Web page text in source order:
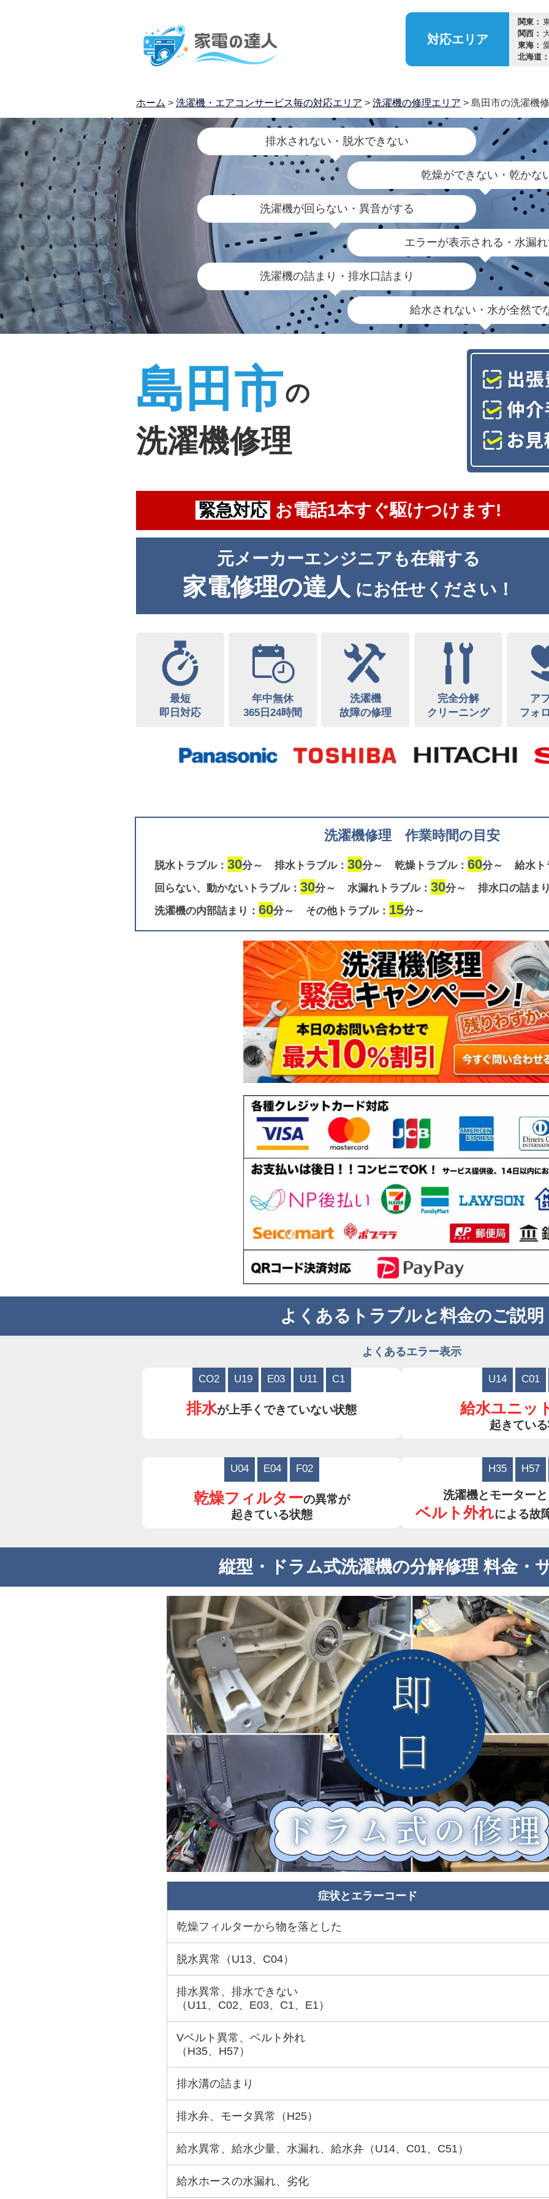
対応エリア
関東：
関西：
東海：
北海道：
ホーム > 洗濯機・エアコンサービス毎の対応エリア > 洗濯機の修理エリア > 島田市の洗濯機
排水されない・脱水できない
乾燥ができない・乾かな
洗濯機が回らない・異音がする
エラーが表示される・水漏
洗濯機の詰まり・排水口詰まり
給水されない・水が全然で
島田市の
洗濯機修理
緊急対応 お電話1本すぐ駆けつけます!
元メーカーエンジニアも在籍する
家電修理の達人 にお任せください！
最短
即日対応
年中無休
365日24時間
洗濯機
故障の修理
完全分解
クリーニング
ア
フォ
洗濯機修理 作業時間の目安
脱水トラブル： 30分～ 排水トラブル： 30分～ 乾燥トラブル： 60分～
給水ト
回らない、動かないトラブル： 30分～ 水漏れトラブル： 30分～
排水口の詰ま
洗濯機の内部詰まり： 60分～ その他トラブル： 15分～
よくあるトラブルと料金のご説明
よくあるエラー表示
CO2 U19 E03 U11 C1
排水が上手くできていない状態
U14 C01
給水ユニッ
起きてい
U04 E04 F02
乾燥フィルターの異常が
起きている状態
H35 H57
洗濯機とモーター
ベルト外れによる故
縦型・ドラム式洗濯機の分解修理 料金・
症状とエラーコード
乾燥フィルターから物を落とした
脱水異常（U13、C04）
排水異常、排水できない
（U11、C02、E03、C1、E1）
Vベルト異常、ベルト外れ
（H35、H57）
排水溝の詰まり
排水弁、モータ異常（H25）
給水異常、給水少量、水漏れ、給水弁（U14、C01、C51）
給水ホースの水漏れ、劣化